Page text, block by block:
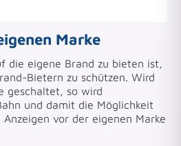
Marke
die eigene Brand zu bieten ist,
Bietern zu schützen. Wird
geschaltet, so wird
und damit die Möglichkeit
vor der eigenen Marke